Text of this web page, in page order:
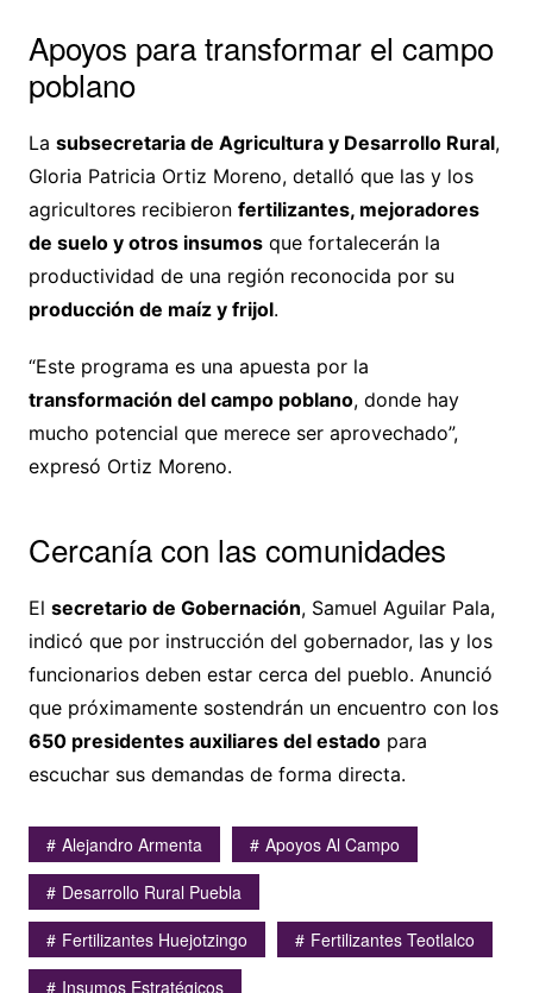
Apoyos para transformar el campo
poblano
La subsecretaria de Agricultura y Desarrollo Rural,
Gloria Patricia Ortiz Moreno, detalló que las y los
agricultores recibieron fertilizantes, mejoradores
de suelo y otros insumosque fortalecerán la
productividad de una región reconocida por su
producción de maíz y frijol.
“Este programa es una apuesta por la
transformación del campo poblano, donde hay
mucho potencial que merece ser aprovechado”,
expresó Ortiz Moreno.
Cercanía con las comunidades
El secretario de Gobernación, Samuel Aguilar Pala,
indicó que por instrucción del gobernador, las y los
funcionarios deben estar cerca del pueblo. Anunció
que próximamente sostendrán un encuentro con los
650 presidentes auxiliares del estadopara
escuchar sus demandas de forma directa.
Alejandro Armenta
Apoyos Al Campo
Desarrollo Rural Puebla
Fertilizantes Huejotzingo
Fertilizantes Teotlalco
Insumos Estratégicos